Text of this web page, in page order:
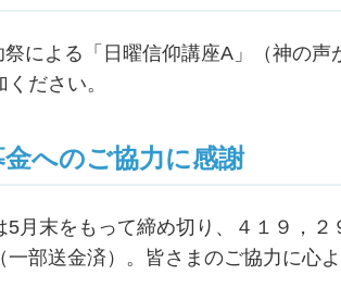
による「日曜信仰講座A」（神の声
ださい。
へのご協力に感謝
月末をもって締め切り、４１９，２
部送金済）。皆さまのご協力に心